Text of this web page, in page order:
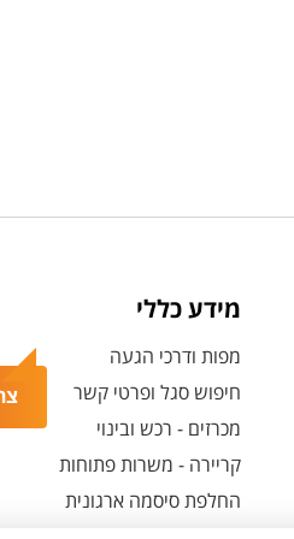
מידע כללי
מפות ודרכי הגעה
חיפוש סגל ופרטי קשר
מכרזים - רכש ובינוי
קריירה - משרות פתוחות
החלפת סיסמה ארגונית